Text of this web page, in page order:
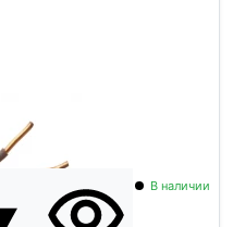
В наличии